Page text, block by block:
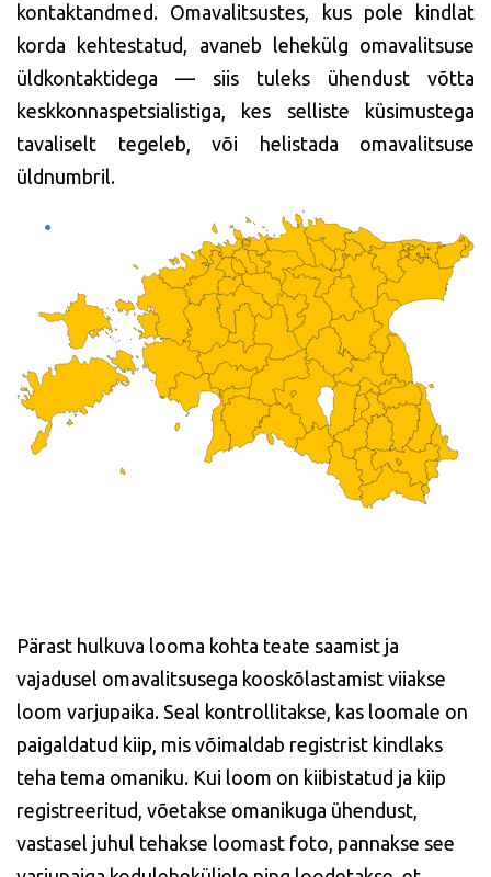
kontaktandmed. Omavalitsustes, kus pole kindlat
korda kehtestatud, avaneb lehekülg omavalitsuse
üldkontaktidega — siis tuleks ühendust võtta
keskkonnaspetsialistiga, kes selliste küsimustega
tavaliselt tegeleb, või helistada omavalitsuse
üldnumbril.
Pärast hulkuva looma kohta teate saamist ja
vajadusel omavalitsusega kooskõlastamist viiakse
loom varjupaika. Seal kontrollitakse, kas loomale on
paigaldatud kiip, mis võimaldab registrist kindlaks
teha tema omaniku. Kui loom on kiibistatud ja kiip
registreeritud, võetakse omanikuga ühendust,
vastasel juhul tehakse loomast foto, pannakse see